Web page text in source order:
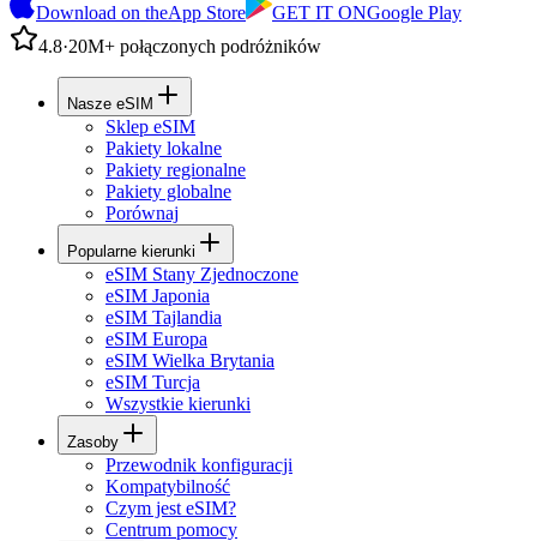
Download on theApp Store GET IT ONGoogle Play
4.8·20M+ połączonych podróżników
Nasze eSIM
Sklep eSIM
Pakiety lokalne
Pakiety regionalne
Pakiety globalne
Porównaj
Popularne kierunki
eSIM Stany Zjednoczone
eSIM Japonia
eSIM Tajlandia
eSIM Europa
eSIM Wielka Brytania
eSIM Turcja
Wszystkie kierunki
Zasoby
Przewodnik konfiguracji
Kompatybilność
Czym jest eSIM?
Centrum pomocy